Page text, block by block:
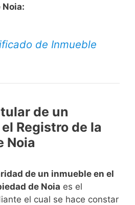
Noia:
de Inmueble
de un
Registro de la
Noia
de un inmueble en el
de Noia es el
el cual se hace constar